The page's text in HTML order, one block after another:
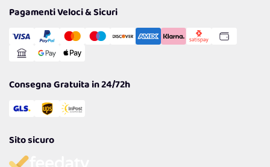
Cookie Policy
Gestisci Cookie
Reso Facile e Veloce
Pagamenti Veloci & Sicuri
Consegna Gratuita in 24/72h
Sito sicuro